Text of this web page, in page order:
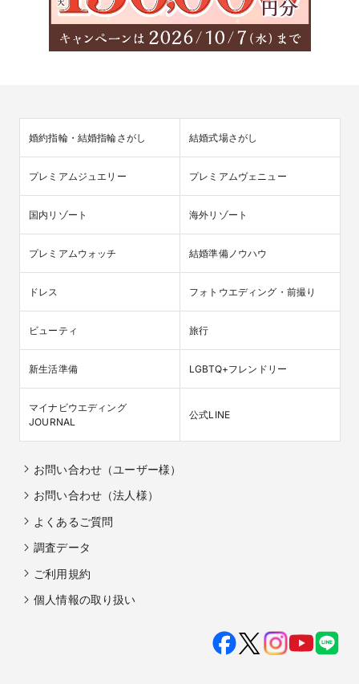
婚約指輪・結婚指輪さがし 結婚式場さがし
プレミアムジュエリー プレミアムヴェニュー
国内リゾート 海外リゾート
プレミアムウォッチ 結婚準備ノウハウ
ドレス フォトウエディング・前撮り
ビューティ 旅行
新生活準備 LGBTQ+フレンドリー
マイナビウエディング
JOURNAL
公式LINE
お問い合わせ（ユーザー様）
お問い合わせ（法人様）
よくあるご質問
調査データ
ご利用規約
個人情報の取り扱い